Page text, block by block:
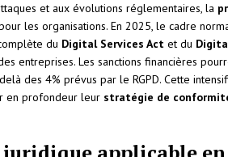
et aux évolutions réglementaires, la
les organisations. En 2025, le cadre
du Digital Services Act et du
entreprises. Les sanctions financières
des 4% prévus par le RGPD. Cette
en profondeur leur stratégie de